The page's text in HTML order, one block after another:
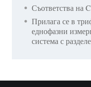
Съответства на
Прилага се в
еднофазни
система с